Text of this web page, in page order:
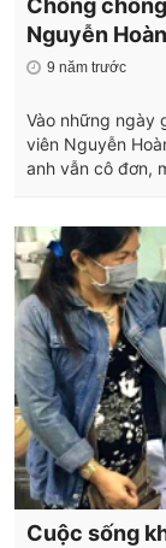
Chồng
Nguyễn
9 năm trước
Vào những ngày
viên Nguyễn
anh vẫn cô đơn,
Cuộc sống